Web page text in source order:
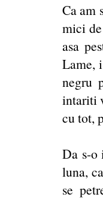
Ca am
mici
asa
Lame,
negru
intariti
cu tot,
Da s-o
luna,
se